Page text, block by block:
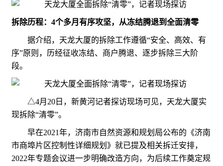
拆除历程：4个多月有序攻坚，从冻结腾退到全面清零
据介绍，天龙大厦的拆除工作遵循“安全、高效、有
序”原则，历经征收冻结、商户腾退、逐步拆除三大阶
段。
△4月20日，新黄河记者探访现场可见，天龙大厦实
现拆除“清零”。
早在2021年，济南市自然资源和规划局公布的《济南
市商埠片区控制性详细规划》就已提及相关拆迁安排，
2022年专题会议进一步明确改造方向，为后续工作奠定规